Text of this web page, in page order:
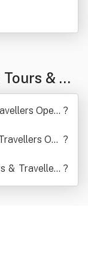
& Tr
Respon
Opera ?
Ope ?
& Travellers
Limitat A Se
?